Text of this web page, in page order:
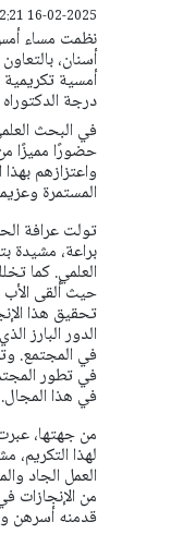
16-02-2025 06:42:21
نظمت مساء
أسنان،
أمسية
درجة الدكتوراه
في البحث
حضورًا مميزًا
واعتزازهم
المستمرة
تولت عرافة
براعة، مشيدة
العلمي. كما
حيث ألقى الأب
تحقيق هذا
الدور البارز
في المجتمع.
في تطور
في هذا المجال.
من جهتها،
لهذا
العمل الجاد
من الإنجازات
قدمنه أسرهن